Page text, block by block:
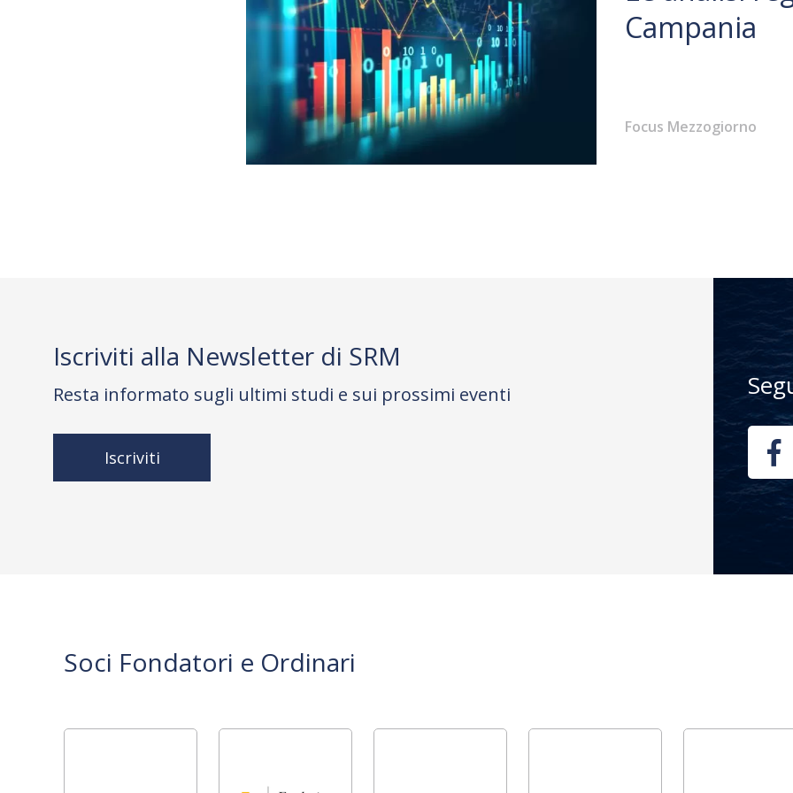
Campania
Focus Mezzogiorno
Iscriviti alla Newsletter di SRM
Resta informato sugli ultimi studi e sui prossimi eventi
Iscriviti
Soci Fondatori e Ordinari